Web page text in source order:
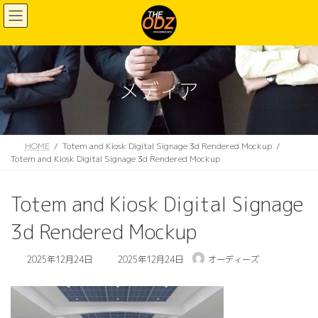
コ
ン
ン
へ
ス
キ
ッ
プ
ナ
ビ
ー
ョ
ン
に
移
動
メディア
HOME
Totem and Kiosk Digital Signage 3d Rendered Mockup
Totem and Kiosk Digital Signage 3d Rendered Mockup
Totem and Kiosk Digital Signage
3d Rendered Mockup
2025年12月24日
最
新
日
2025年12月24日 オーディーズ